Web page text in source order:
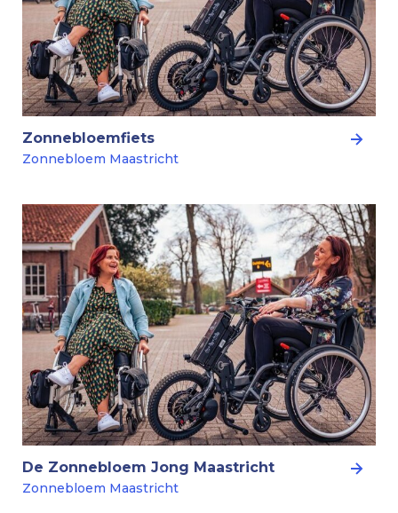
Zonnebloemfiets
Zonnebloem Maastricht
De Zonnebloem Jong Maastricht
Zonnebloem Maastricht